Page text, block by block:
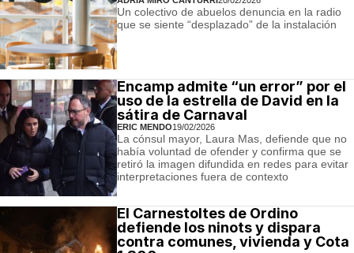
Un colectivo de abuelos denuncia en la radio
que se siente “desplazado” de la instalación
Encamp admite “un error” por el
uso de la estrella de David en la
sátira de Carnaval
ERIC MENDO19/02/2026
La cónsul mayor, Laura Mas, defiende que no
había voluntad de ofender y confirma que se
retiró la imagen difundida en redes para evitar
interpretaciones fuera de contexto
El Carnestoltes de Ordino
defiende los ninots y dispara
contra comunes, vivienda y Cota